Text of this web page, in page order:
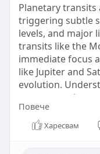
Planetary transits
triggering subtle
levels, and major
transits like the
immediate focus
like Jupiter and
evolution.
movements
empowers you to
you experience
Повече
Харесвам